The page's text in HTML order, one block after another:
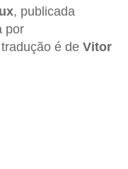
, publicada
por
é de Vitor